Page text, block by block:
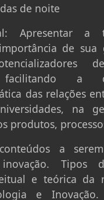
de noite
Apresentar a
de sua
facilitando a
das relações
na
produtos,
a
Tipos
e teórica da
e